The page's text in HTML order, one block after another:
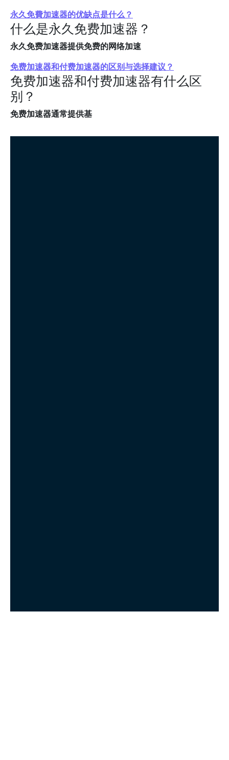
永久免費加速器的优缺点是什么？
什么是永久免费加速器？
永久免费加速器提供免费的网络加速
免费加速器和付费加速器的区别与选择建议？
免费加速器和付费加速器有什么区
别？
免费加速器通常提供基